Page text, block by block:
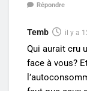
Répondre
Temb il y a
Qui aurait cru
face à vous?